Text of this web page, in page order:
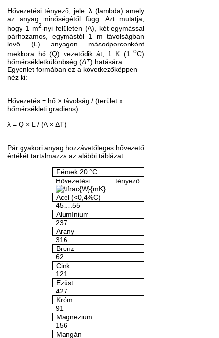
Hővezetési tényező, jele: λ (lambda) amely
az anyag minőségétől függ. Azt mutatja,
hogy 1 m2-nyi felületen (A), két egymással
párhozamos, egymástól 1 m távolságban
levő (L) anyagon másodpercenként
mekkora hő (Q) vezetődik át, 1 K (1oC)
hőmérsékletkülönbség (ΔT) hatására.
Egyenlet formában ez a következőképpen
néz ki:
Hővezetés = hő × távolság / (terület x
hőmérsékleti gradiens)
λ = Q × L / (A × ΔT)
Pár gyakori anyag hozzávetőleges hővezető
értékét tartalmazza az alábbi táblázat
Fémek20 °C
Hővezetési tényező
Acél (<0,4%C)
45….55
Alumínium
237
Arany
316
Bronz
62
Cink
121
Ezüst
427
Króm
91
Magnézium
156
Mangán